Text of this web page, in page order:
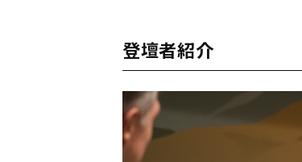
登壇者紹介